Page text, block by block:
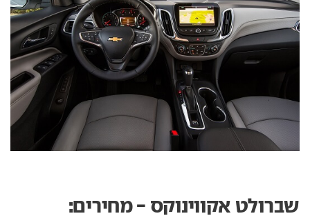
שברולט אקווינוקס - מחירים: